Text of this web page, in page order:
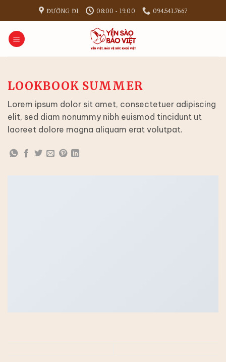
nội
dung
ĐƯỜNG ĐI 08:00 - 19:00 094.541.7667
LOOKBOOK SUMMER
Lorem ipsum dolor sit amet, consectetuer adipiscing
elit, sed diam nonummy nibh euismod tincidunt ut
laoreet dolore magna aliquam erat volutpat.